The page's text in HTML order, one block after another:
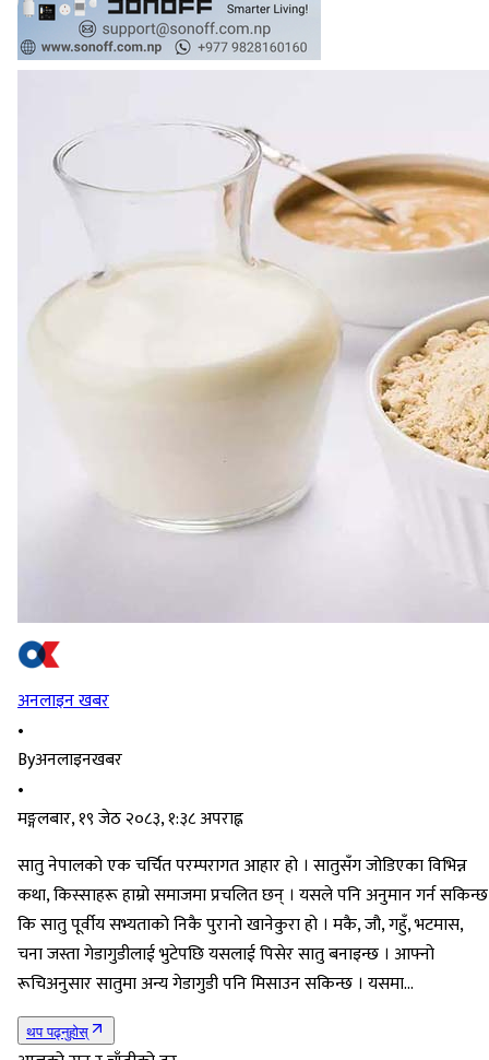
अनलाइन खबर
•
Byअनलाइनखबर
•
मङ्गलबार, १९ जेठ २०८३, १:३८ अपराह्न
सातु नेपालको एक चर्चित परम्परागत आहार हो । सातुसँग जोडिएका विभिन्न
कथा, किस्साहरू हाम्रो समाजमा प्रचलित छन् । यसले पनि अनुमान गर्न सकिन्छ
कि सातु पूर्वीय सभ्यताको निकै पुरानो खानेकुरा हो । मकै, जौ, गहुँ, भटमास,
चना जस्ता गेडागुडीलाई भुटेपछि यसलाई पिसेर सातु बनाइन्छ । आफ्नो
रूचिअनुसार सातुमा अन्य गेडागुडी पनि मिसाउन सकिन्छ । यसमा…
थप पढ्नुहोस्